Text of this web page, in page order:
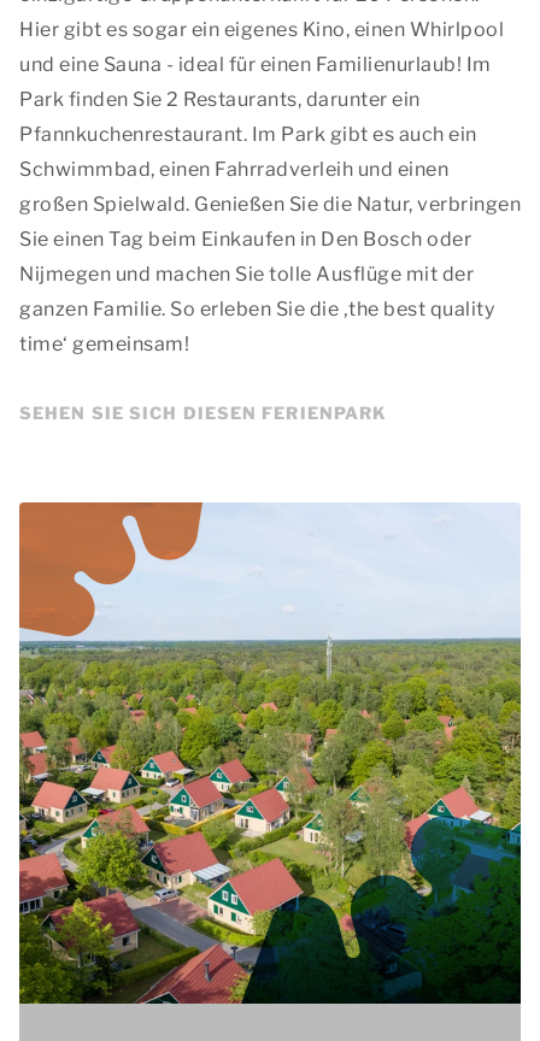
Hier gibt es sogar ein eigenes Kino, einen Whirlpool
und eine Sauna - ideal für einen Familienurlaub! Im
Park finden Sie 2 Restaurants, darunter ein
Pfannkuchenrestaurant. Im Park gibt es auch ein
Schwimmbad, einen Fahrradverleih und einen
großen Spielwald. Genießen Sie die Natur, verbringen
Sie einen Tag beim Einkaufen in Den Bosch oder
Nijmegen und machen Sie tolle Ausflüge mit der
ganzen Familie. So erleben Sie die ‚the best quality
time‘ gemeinsam!
SEHEN SIE SICH DIESEN FERIENPARK